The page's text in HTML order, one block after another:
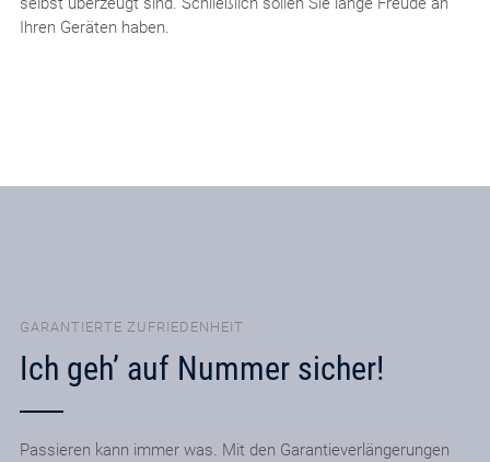
Ihren Geräten haben.
GARANTIERTE ZUFRIEDENHEIT
Ich geh’ auf Nummer sicher!
Passieren kann immer was. Mit den Garantieverlängerungen